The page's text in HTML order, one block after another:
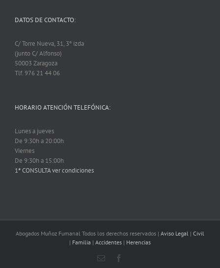
DATOS DE CONTACTO:
C/ Torre Nueva, 31, 3º izda
(junto C/ Alfonso)
50003 Zaragoza
Tlf. 976 21 44 06
HORARIO ATENCIÓN TELEFÓNICA:
Lunes a jueves
De 9:30h a 20:00h
Viernes
De 9:30h a 15:00h
1ª CONSULTA ver condiciones
Abogados Muñoz Fumanal Todos los derechos reservados | Aviso Legal | Civil
| Familia | Accidentes | Herencias
Email